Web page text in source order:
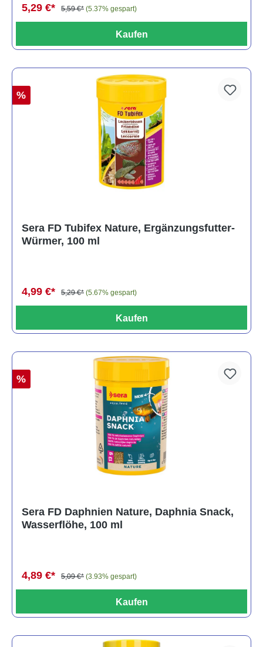
5,29 €* 5,59 €* (5.37% gespart)
Kaufen
%
Sera FD Tubifex Nature, Ergänzungsfutter-
Würmer, 100 ml
4,99 €* 5,29 €* (5.67% gespart)
Kaufen
%
Sera FD Daphnien Nature, Daphnia Snack,
Wasserflöhe, 100 ml
4,89 €* 5,09 €* (3.93% gespart)
Kaufen